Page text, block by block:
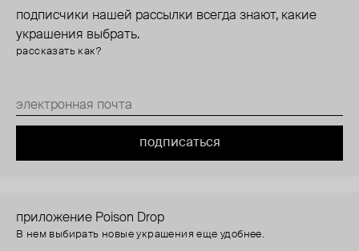
подписчики нашей рассылки всегда знают, какие
украшения выбрать.
рассказать как?
подписаться
приложение Poison Drop
В нем выбирать новые украшения еще удобнее.